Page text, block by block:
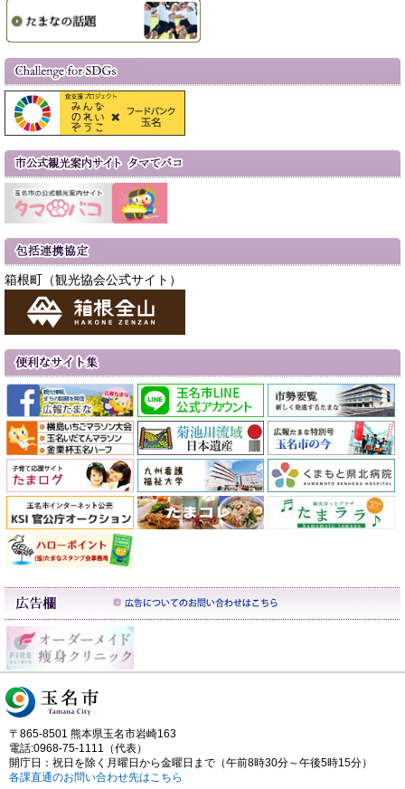
箱根町（観光協会公式サイト）
〒865-8501 熊本県玉名市岩崎163
電話:0968-75-1111（代表）
開庁日：祝日を除く月曜日から金曜日まで（午前8時30分～午後5時15分）
各課直通のお問い合わせ先はこちら